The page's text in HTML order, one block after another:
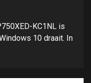
KC1NL is
10 draait. In